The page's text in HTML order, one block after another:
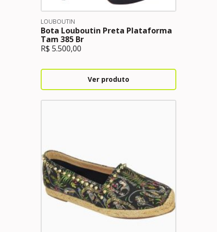
LOUBOUTIN
Bota Louboutin Preta Plataforma
Tam 385 Br
R$ 5.500,00
Ver produto